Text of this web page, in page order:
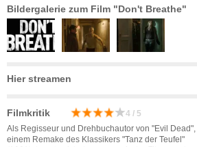
Bildergalerie zum Film "Don't Breathe"
Hier streamen
Filmkritik 4 / 5
Als Regisseur und Drehbuchautor von "Evil Dead",
einem Remake des Klassikers "Tanz der Teufel"